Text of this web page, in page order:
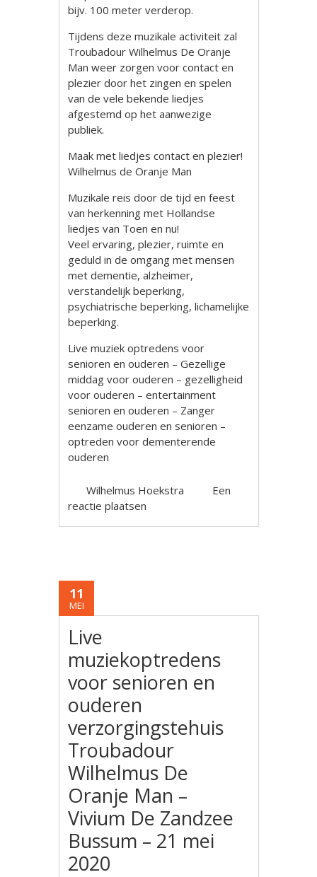
bijv. 100 meter verderop.
Tijdens deze muzikale activiteit zal
Troubadour Wilhelmus De Oranje
Man weer zorgen voor contact en
plezier door het zingen en spelen
van de vele bekende liedjes
afgestemd op het aanwezige
publiek.
Maak met liedjes contact en plezier!
Wilhelmus de Oranje Man
Muzikale reis door de tijd en feest
van herkenning met Hollandse
liedjes van Toen en nu!
Veel ervaring, plezier, ruimte en
geduld in de omgang met mensen
met dementie, alzheimer,
verstandelijk beperking,
psychiatrische beperking, lichamelijke
beperking.
Live muziek optredens voor
senioren en ouderen – Gezellige
middag voor ouderen – gezelligheid
voor ouderen – entertainment
senioren en ouderen – Zanger
eenzame ouderen en senioren –
optreden voor dementerende
ouderen
Wilhelmus Hoekstra
Een
reactie plaatsen
11
MEI
Live
muziekoptredens
voor senioren en
ouderen
verzorgingstehuis
Troubadour
Wilhelmus De
Oranje Man –
Vivium De Zandzee
Bussum – 21 mei
2020